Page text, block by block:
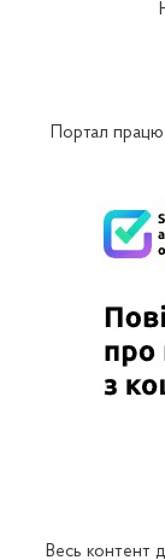
Портал
Весь контент